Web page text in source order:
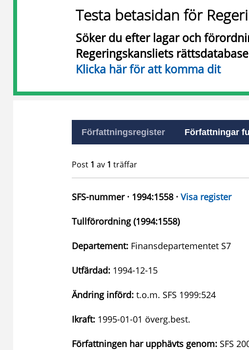
Testa betasidan för
Söker du efter lagar och
Regeringskansliets
Klicka här för att komma dit
Författningsregister Författningar
Post 1 av 1 träffar
SFS-nummer · 1994:1558 · Visa register
Tullförordning (1994:1558)
Departement: Finansdepartementet S7
Utfärdad: 1994-12-15
Ändring införd: t.o.m. SFS 1999:524
Ikraft: 1995-01-01 överg.best.
Författningen har upphävts genom: SFS